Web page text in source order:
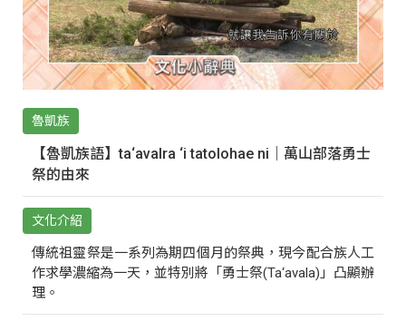
魯凱族
【魯凱族語】ta‘avalra ‘i tatolohae ni｜萬山部落勇士
祭的由來
文化介紹
傳統祖靈祭是一系列為期四個月的祭典，現今配合族人工
作求學濃縮為一天，並特別將「勇士祭(Ta‘avala)」凸顯辦
理。